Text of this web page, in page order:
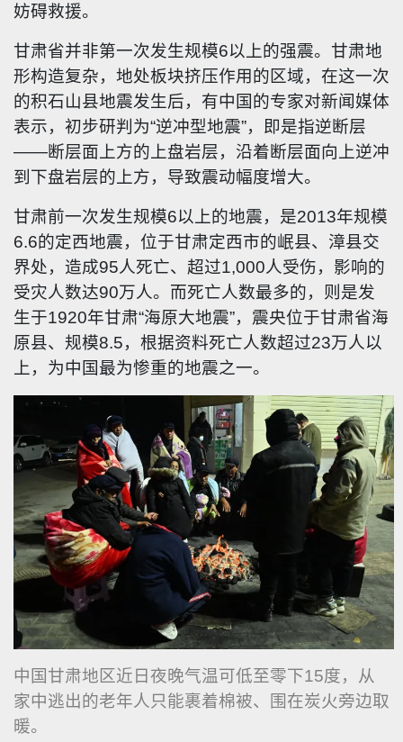
妨碍救援。
甘肃省并非第一次发生规模6以上的强震。甘肃地
形构造复杂，地处板块挤压作用的区域，在这一次
的积石山县地震发生后，有中国的专家对新闻媒体
表示，初步研判为“逆冲型地震”，即是指逆断层
——断层面上方的上盘岩层，沿着断层面向上逆冲
到下盘岩层的上方，导致震动幅度增大。
甘肃前一次发生规模6以上的地震，是2013年规模
6.6的定西地震，位于甘肃定西市的岷县、漳县交
界处，造成95人死亡、超过1,000人受伤，影响的
受灾人数达90万人。而死亡人数最多的，则是发
生于1920年甘肃“海原大地震”，震央位于甘肃省海
原县、规模8.5，根据资料死亡人数超过23万人以
上，为中国最为惨重的地震之一。
中国甘肃地区近日夜晚气温可低至零下15度，从
家中逃出的老年人只能裹着棉被、围在炭火旁边取
暖。